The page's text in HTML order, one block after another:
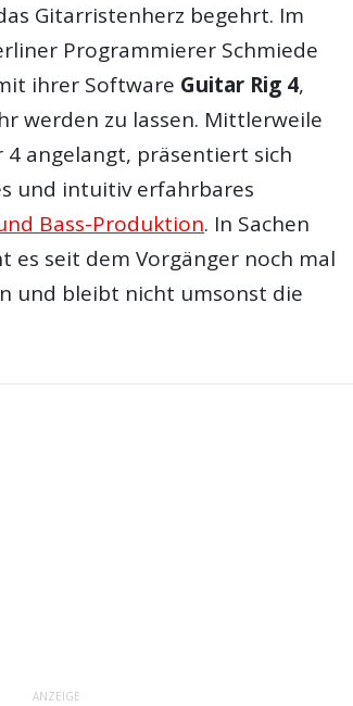
Gitarristenherz begehrt. Im
Programmierer Schmiede
ihrer Software Guitar Rig 4,
werden zu lassen. Mittlerweile
angelangt, präsentiert sich
und intuitiv erfahrbares
Bass-Produktion. In Sachen
es seit dem Vorgänger noch mal
und bleibt nicht umsonst die
ANZEIGE